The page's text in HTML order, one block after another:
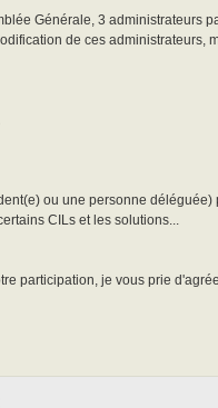
Générale, 3 administrateurs
de ces administrateurs,
ou une personne
CILs et les solutions...
participation, je vous prie